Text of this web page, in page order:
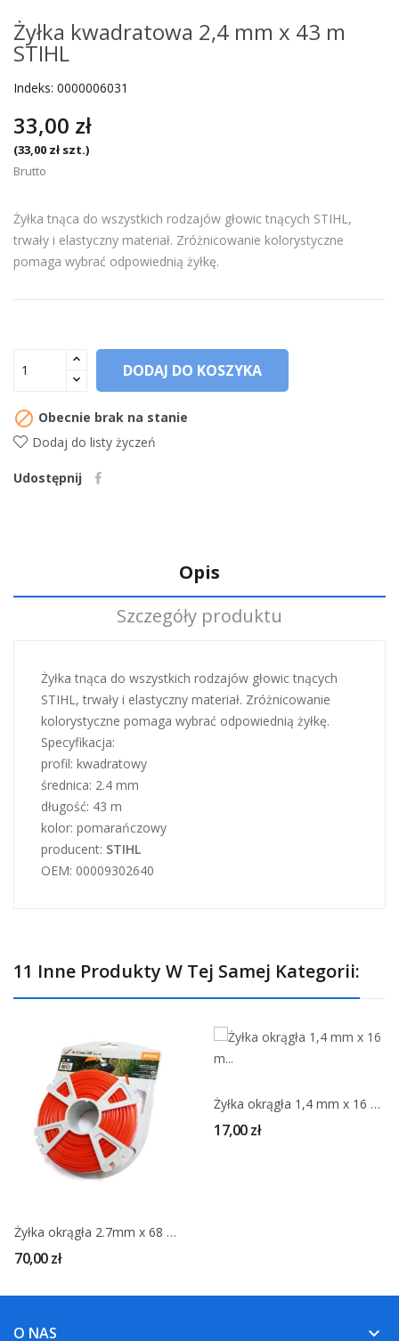
Żyłka kwadratowa 2,4 mm x 43 m
STIHL
Indeks: 0000006031
33,00 zł
(33,00 zł szt.)
Brutto
Żyłka tnąca do wszystkich rodzajów głowic tnących STIHL,
trwały i elastyczny materiał. Zróżnicowanie kolorystyczne
pomaga wybrać odpowiednią żyłkę.
DODAJ DO KOSZYKA
 Obecnie brak na stanie
Dodaj do listy życzeń
Udostępnij
Opis
Szczegóły produktu
Żyłka tnąca do wszystkich rodzajów głowic tnących
STIHL, trwały i elastyczny materiał. Zróżnicowanie
kolorystyczne pomaga wybrać odpowiednią żyłkę.
Specyfikacja:
profil: kwadratowy
średnica: 2.4 mm
długość: 43 m
kolor: pomarańczowy
producent: STIHL
OEM: 00009302640
11 Inne Produkty W Tej Samej Kategorii:
Żyłka okrągła 2.7mm x 68 m STIHL
70,00 zł
Żyłka okrągła 1,4 mm x 16 m STIHL
17,00 zł
O NAS keyboard_arrow_down